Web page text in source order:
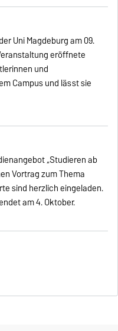
Uni Magdeburg am 09.
eröffnete
und
Campus und lässt sie
„Studieren ab
Vortrag zum Thema
sind herzlich eingeladen.
am 4. Oktober.